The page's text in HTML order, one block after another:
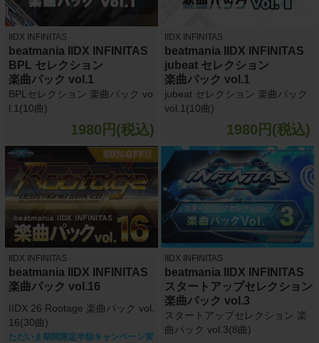
IIDX INFINITAS
beatmania IIDX INFINITAS
BPL セレクション
楽曲パック vol.1
BPLセレクション 楽曲パック vo
l.1(10曲)
1980円(税込)
IIDX INFINITAS
beatmania IIDX INFINITAS
jubeat セレクション
楽曲パック vol.1
jubeat セレクション 楽曲パック
vol.1(10曲)
1980円(税込)
IIDX INFINITAS
beatmania IIDX INFINITAS
楽曲パック vol.16
IIDX 26 Rootage 楽曲パック vol.
16(30曲)
ただいま期間限定半額キャンペーン実
IIDX INFINITAS
beatmania IIDX INFINITAS
スタートアップセレクション
楽曲パック vol.3
スタートアップセレクション 楽
曲パック vol.3(8曲)